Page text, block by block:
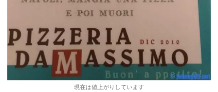
現在は値上がりしています